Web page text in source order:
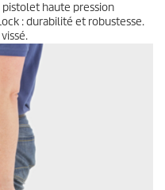
pistolet haute pression
: durabilité et robustesse.